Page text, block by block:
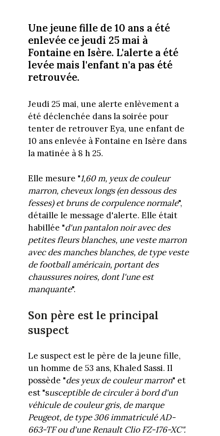
Une jeune fille de 10 ans a été
enlevée ce jeudi 25 mai à
Fontaine en Isère. L'alerte a été
levée mais l'enfant n'a pas été
retrouvée.
Jeudi 25 mai, une alerte enlèvement a
été déclenchée dans la soirée pour
tenter de retrouver Eya, une enfant de
10 ans enlevée à Fontaine en Isère dans
la matinée à 8 h 25.
Elle mesure "1,60 m, yeux de couleur
marron, cheveux longs (en dessous des
fesses) et bruns de corpulence normale",
détaille le message d'alerte. Elle était
habillée "d'un pantalon noir avec des
petites fleurs blanches, une veste marron
avec des manches blanches, de type veste
de football américain, portant des
chaussures noires, dont l'une est
manquante".
Son père est le principal
suspect
Le suspect est le père de la jeune fille,
un homme de 53 ans, Khaled Sassi. Il
possède "des yeux de couleur marron" et
est "susceptible de circuler à bord d'un
véhicule de couleur gris, de marque
Peugeot, de type 306 immatriculé AD-
663-TF ou d'une Renault Clio FZ-176-XC".